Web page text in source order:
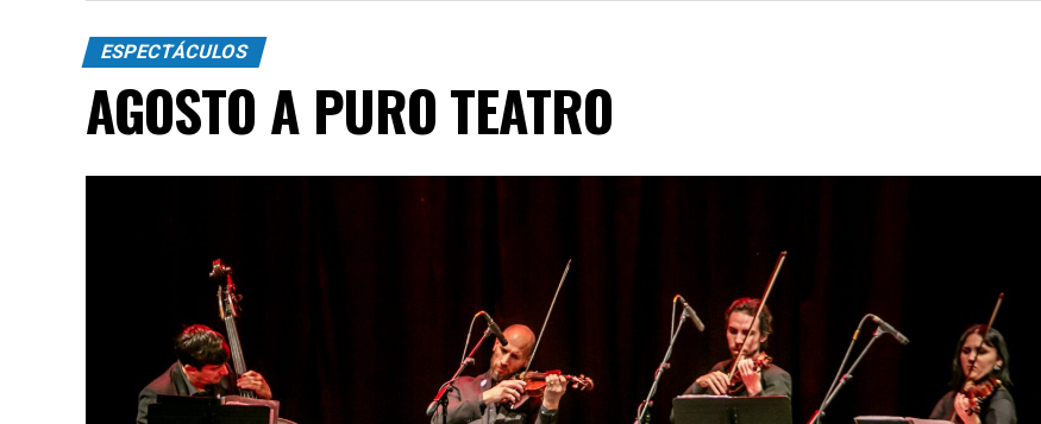
diagonales, las acrobacias, los firuletes y las coreografías perfectamente sincronizadas
"Queremos que quienes todavía no conocen Tango Furia descubran por qué el tango puede
emocionar a todas las generaciones. Y que quienes ya vivieron una de nuestras funciones
tengan ganas de volver, porque cada presentación renueva la experiencia. Detrás de cada
público", expresa Emmanuel Marín.
Con más de 20 años de trayectoria, Tango Furia fue distinguida con los Premios Estrella de
Mar 2024 y 2026 como Mejor Espectáculo de Danza y con el Premio Faro de Oro 2024. Además,
ESPECTÁCULOS
AGOSTO A PURO TEATRO